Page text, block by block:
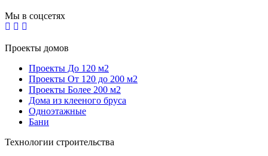
Мы в соцсетях
Проекты домов
Проекты До 120 м2
Проекты От 120 до 200 м2
Проекты Более 200 м2
Дома из клееного бруса
Одноэтажные
Бани
Технологии строительства